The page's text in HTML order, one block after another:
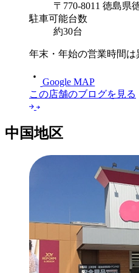
〒770-8011 徳島県
駐車可能台数
約30台
年末・年始の営業時間
Google MAP
この店舗のブログを見る
中国地区